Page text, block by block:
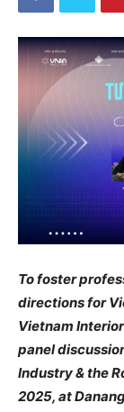
To foster
directions for
Vietnam
panel
Industry & the
2025, at